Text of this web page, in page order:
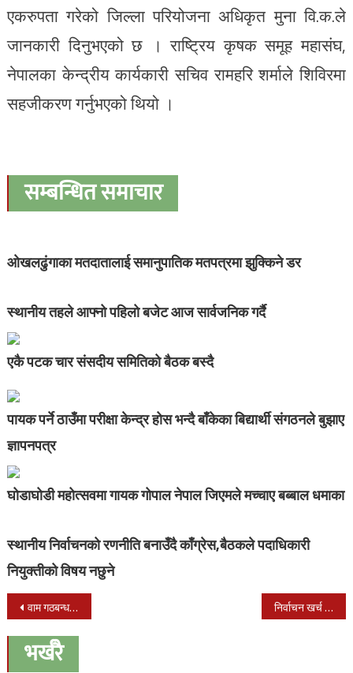
एकरुपता गरेको जिल्ला परियोजना अधिकृत मुना वि.क.ले
जानकारी दिनुभएको छ । राष्ट्रिय कृषक समूह महासंघ,
नेपालका केन्द्रीय कार्यकारी सचिव रामहरि शर्माले शिविरमा
सहजीकरण गर्नुभएको थियो ।
सम्बन्धित समाचार
ओखलढुंगाका मतदातालाई समानुपातिक मतपत्रमा झुक्किने डर
स्थानीय तहले आफ्नो पहिलो बजेट आज सार्वजनिक गर्दै
एकै पटक चार संसदीय समितिको बैठक बस्दै
पायक पर्ने ठाउँमा परीक्षा केन्द्र होस भन्दै बाँकेका बिद्यार्थी संगठनले बुझाए
ज्ञापनपत्र
घोडाघोडी महोत्सवमा गायक गोपाल नेपाल जिएमले मच्चाए बब्बाल धमाका
स्थानीय निर्वाचनको रणनीति बनाउँदै काँग्रेस,बैठकले पदाधिकारी
नियुक्तीको विषय नछुने
Post
navigation
वाम गठबन्धन ओखलढुंगाको कार्यक्रम रागादीपमा सम्पन्न निर्वाचन खर्च नियन्त्रण गर्ने दायित्व सरकारको हो : निर्वाचन आयोग
भर्खरै